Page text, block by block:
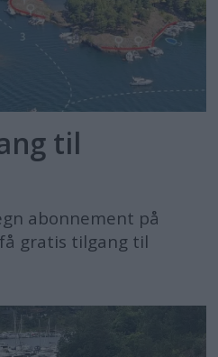
til
abonnement på
gratis tilgang til